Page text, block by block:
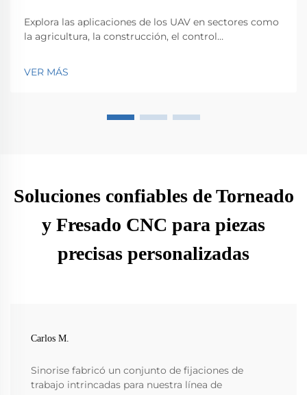
Explora las aplicaciones de los UAV en sectores como
la agricultura, la construcción, el control
Descubre su impacto en la eficiencia y la innovación.
VER MÁS
Soluciones confiables de Torneado
y Fresado CNC para piezas
precisas personalizadas
Carlos M.
Sinorise fabricó un conjunto de fijaciones de
trabajo intrincadas para nuestra línea de